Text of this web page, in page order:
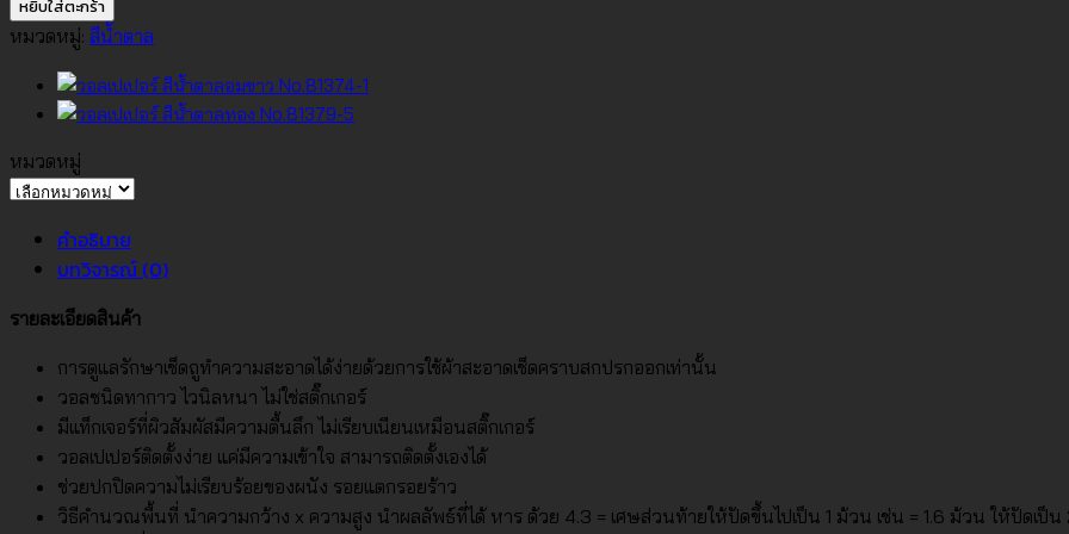
ลาย
สี
น้ำตาล
มี
กลิต
อร์
วิ้งๆ
เงิน
No.81375-
3
ชิ้น
หยิบใส่ตะกร้า
หมวดหมู่: สีน้ำตาล
หมวดหมู่
หมวด
คำอธิบาย
บทวิจารณ์ (0)
รายละเอียดสินค้า
การดูแลรักษาเช็ดถูทำความสะอาดได้ง่ายด้วยการใช้ผ้าสะอาดเช็ดคราบสกปรกออกเท่านั้น
วอลชนิดทากาว ไวนิลหนา ไม่ใช่สติ๊กเกอร์
มีแท็กเจอร์ที่ผิวสัมผัสมีความตื้นลึก ไม่เรียบเนียนเหมือนสติ๊กเกอร์
วอลเปเปอร์ติดตั้งง่าย แค่มีความเข้าใจ สามารถติดตั้งเองได้
ช่วยปกปิดความไม่เรียบร้อยของผนัง รอยแตกรอยร้าว
วิธีคำนวณพื้นที่ นำความกว้าง x ความสูง นำผลลัพธ์ที่ได้ หาร ด้วย 4.3 = เศษส่วนท้ายให้ปัดขึ้นไปเป็น 1 ม้วน เช่น = 1.6 ม้วน ให้ปัดเป็น